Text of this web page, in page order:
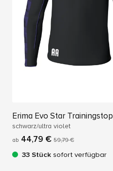
Erima Evo Star Trainingstop
schwarz/ultra violet
ab 44,79 € 59,79 €
33 Stück sofort verfügbar